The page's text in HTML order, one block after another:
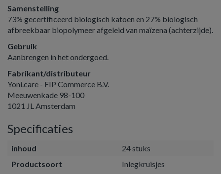
Samenstelling
73% gecertificeerd biologisch katoen en 27% biologisch
afbreekbaar biopolymeer afgeleid van maïzena (achterzijde).
Gebruik
Aanbrengen in het ondergoed.
Fabrikant/distributeur
Yoni.care - FIP Commerce B.V.
Meeuwenkade 98-100
1021 JL Amsterdam
Specificaties
inhoud
24 stuks
Productsoort
Inlegkruisjes